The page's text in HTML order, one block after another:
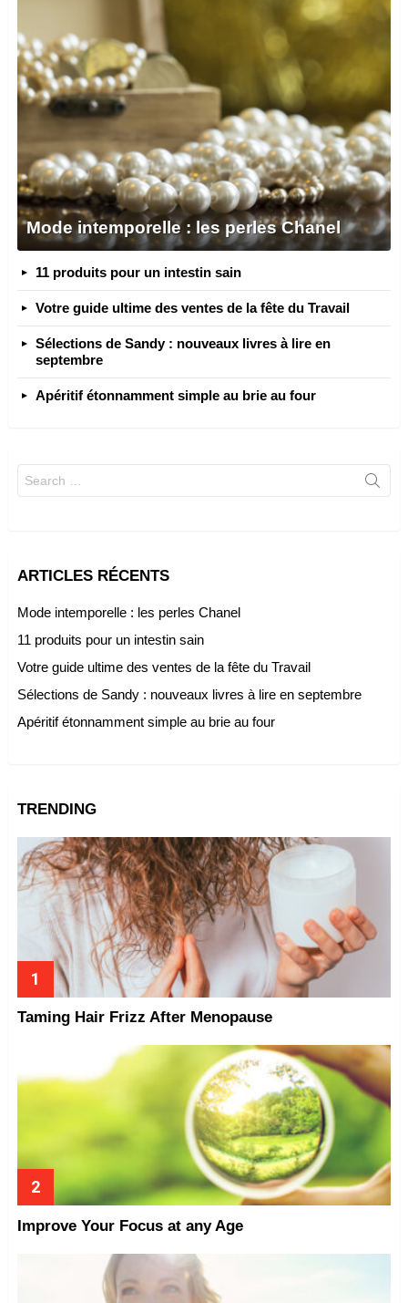
Mode intemporelle : les perles Chanel
11 produits pour un intestin sain
Votre guide ultime des ventes de la fête du Travail
Sélections de Sandy : nouveaux livres à lire en
septembre
Apéritif étonnamment simple au brie au four
for:
ARTICLES RÉCENTS
Mode intemporelle : les perles Chanel
11 produits pour un intestin sain
Votre guide ultime des ventes de la fête du Travail
Sélections de Sandy : nouveaux livres à lire en septembre
Apéritif étonnamment simple au brie au four
TRENDING
Taming Hair Frizz After Menopause
Improve Your Focus at any Age